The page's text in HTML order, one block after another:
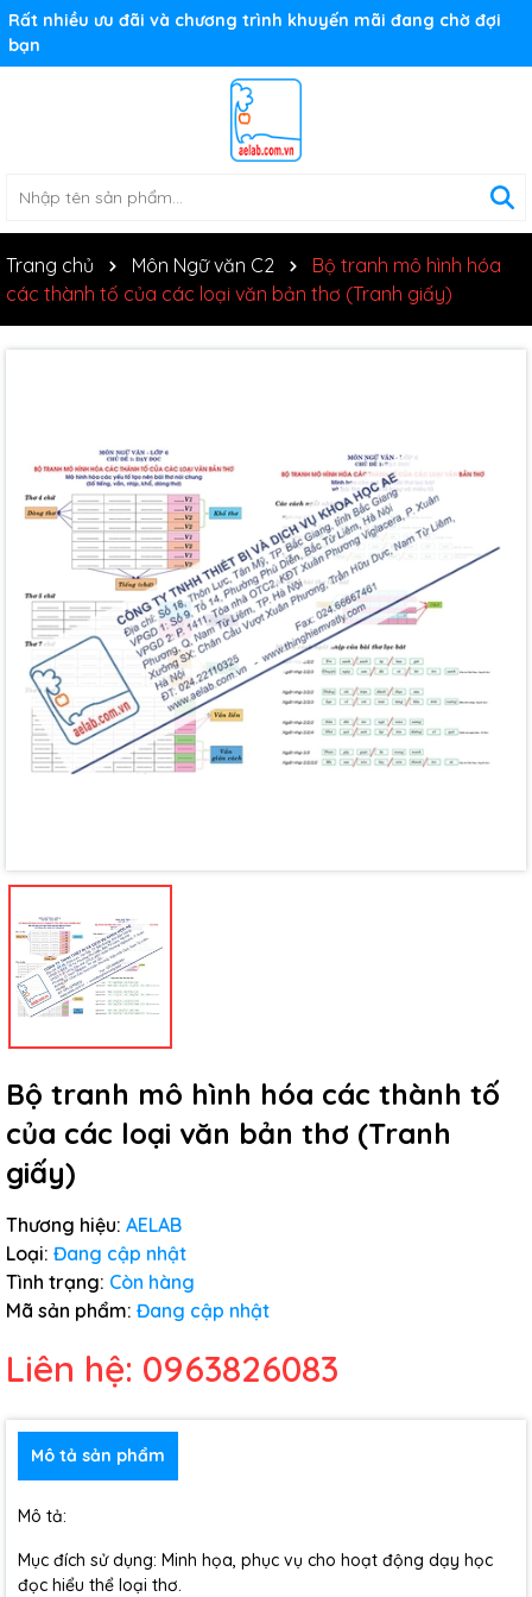
Rất nhiều ưu đãi và chương trình khuyến mãi đang chờ đợi
bạn
Trang chủ Môn Ngữ văn C2
Bộ tranh mô hình hóa
các thành tố của các loại văn bản thơ (Tranh giấy)
Bộ tranh mô hình hóa các thành tố
của các loại văn bản thơ (Tranh
giấy)
Thương hiệu: AELAB
Loại: Đang cập nhật
Tình trạng: Còn hàng
Mã sản phẩm: Đang cập nhật
Liên hệ: 0963826083
Mô tả sản phẩm
Mô tả:
Mục đích sử dụng: Minh họa, phục vụ cho hoạt động dạy học
đọc hiểu thể loại thơ.